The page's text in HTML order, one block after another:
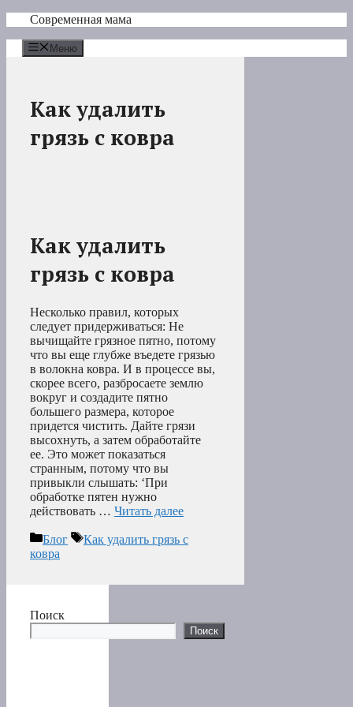
Перейти
содержимому
Современная мама
Меню
Как удалить
грязь с ковра
Как удалить
грязь с ковра
Несколько правил, которых
следует придерживаться: Не
вычищайте грязное пятно, потому
что вы еще глубже въедете грязью
в волокна ковра. И в процессе вы,
скорее всего, разбросаете землю
вокруг и создадите пятно
большего размера, которое
придется чистить. Дайте грязи
высохнуть, а затем обработайте
ее. Это может показаться
странным, потому что вы
привыкли слышать: ‘При
обработке пятен нужно
действовать … Читать далее
Рубрики
Блог Метки
Как удалить грязь с
ковра
Поиск
Поиск